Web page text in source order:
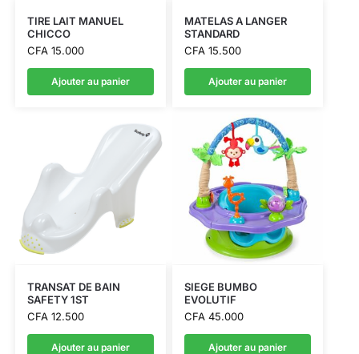
TIRE LAIT MANUEL
CHICCO
CFA15.000
Ajouter au panier
MATELAS A LANGER
STANDARD
CFA15.500
Ajouter au panier
TRANSAT DE BAIN
SAFETY 1ST
CFA12.500
Ajouter au panier
SIEGE BUMBO
EVOLUTIF
CFA45.000
Ajouter au panier